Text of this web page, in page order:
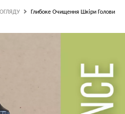
Глибоке Очищення Шкіри Голови